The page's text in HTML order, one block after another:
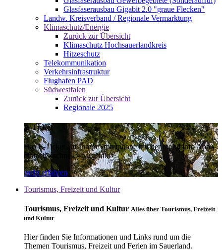
Glasfaserausbau Gigabit 2.0 "graue Flecken"
Landw. Kreisverband / Regionale Vermarktung
Klimaschutz/Energie
Zurück zur Übersicht
Klimaschutz Hochsauerlandkreis
Hitzeschutz
Telekommunikation
Verkehrsinfrastruktur
Flughafen PAD
Südwestfalen
Zurück zur Übersicht
Regionale 2025
E-Ticket
Das E-Ticket auf Ihrem Smartphone mit der mobil info App -
einfach - schnell - bargeldlos
mehr erfahren
Tourismus, Freizeit und Kultur
Tourismus, Freizeit und Kultur Alles über Tourismus, Freizeit
und Kultur
Hier finden Sie Informationen und Links rund um die
Themen Tourismus, Freizeit und Ferien im Sauerland.